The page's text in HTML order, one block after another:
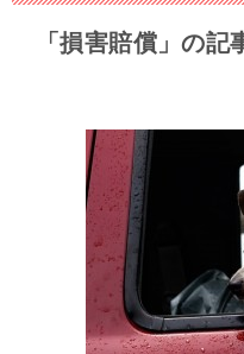
「損害賠償」の記